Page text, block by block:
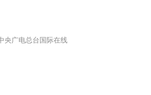
央广电总台国际在线